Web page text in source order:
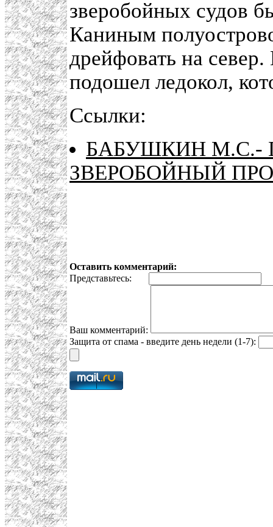
зверобойных судов
Каниным
дрейфовать на
подошел ледокол,
Ссылки:
БАБУШКИН М.С.-
ЗВЕРОБОЙНЫЙ
Оставить комментарий:
Представьтесь:
Ваш комментарий:
Защита от спама - введите день недели (1-7):